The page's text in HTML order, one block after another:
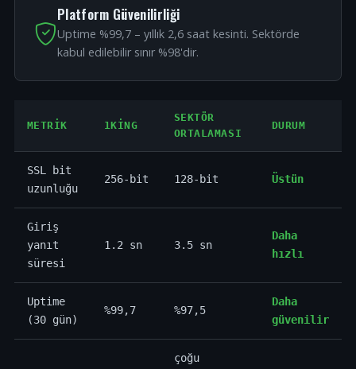
Platform Güvenilirliği
Uptime %99,7 – yıllık 2,6 saat kesinti. Sektörde
kabul edilebilir sınır %98'dir.
METRIK 1KING
SEKTÖR
ORTALAMASI
DURUM
SSL bit
uzunluğu
256-bit 128-bit Üstün
Giriş
yanıt
süresi
1.2 sn 3.5 sn
Daha
hızlı
Uptime
(30 gün)
%99,7 %97,5
Daha
güvenilir
çoğu